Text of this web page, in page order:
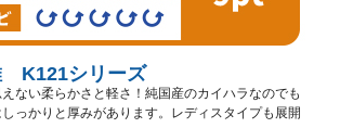
K121シリーズ
ない柔らかさと軽さ！純国産のカイハラなのでも
っかりと厚みがあります。レディスタイプも展開